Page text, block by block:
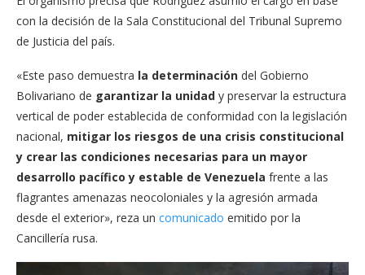
con la decisión de la Sala Constitucional del Tribunal Supremo
de Justicia del país.
«Este paso demuestra la determinación del Gobierno
Bolivariano de garantizar la unidad y preservar la estructura
vertical de poder establecida de conformidad con la legislación
nacional, mitigar los riesgos de una crisis constitucional
y crear las condiciones necesarias para un mayor
desarrollo pacífico y estable de Venezuela frente a las
flagrantes amenazas neocoloniales y la agresión armada
desde el exterior», reza un comunicado emitido por la
Cancillería rusa.